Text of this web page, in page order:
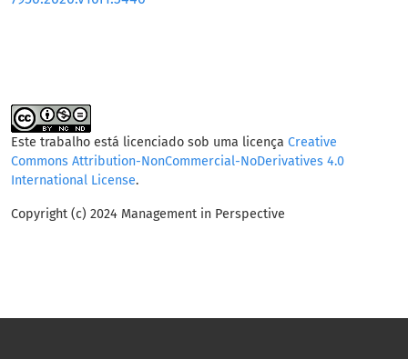
Este trabalho está licenciado sob uma licença Creative
Commons Attribution-NonCommercial-NoDerivatives 4.0
International License.
Copyright (c) 2024 Management in Perspective